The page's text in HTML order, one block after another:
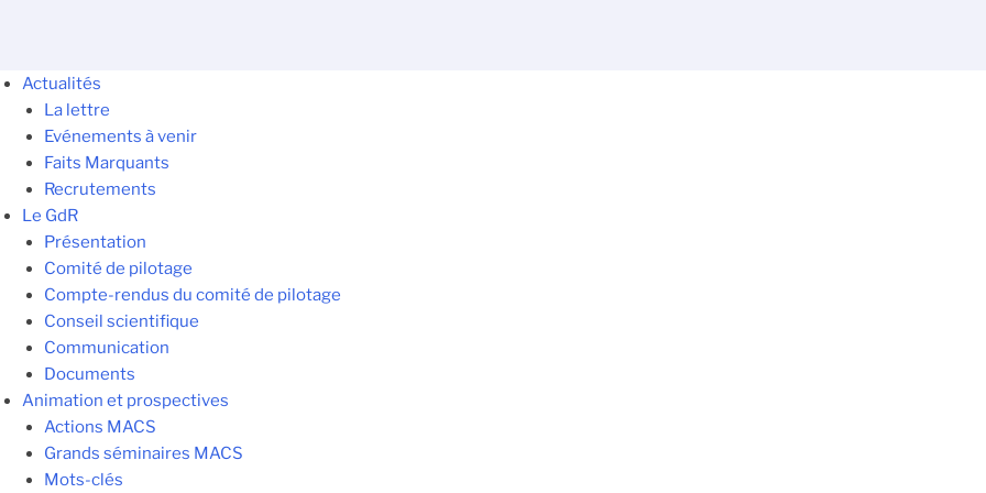
Actualités
La lettre
Evénements à venir
Faits Marquants
Recrutements
Le GdR
Présentation
Comité de pilotage
Compte-rendus du comité de pilotage
Conseil scientifique
Communication
Documents
Animation et prospectives
Actions MACS
Grands séminaires MACS
Mots-clés